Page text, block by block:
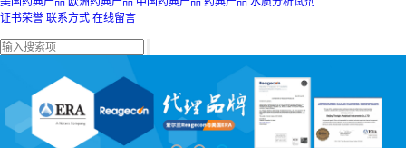
证书荣誉 联系方式 在线留言